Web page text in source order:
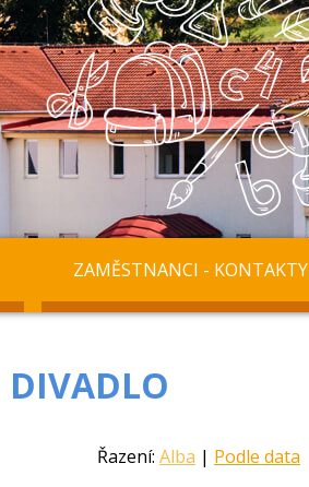
ZAMĚSTNANCI - KONTAKTY
DIVADLO
Řazení: Alba | Podle data